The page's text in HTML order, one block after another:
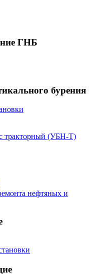
ГНБ
бурения
тракторный (УБН-Т)
нефтяных и